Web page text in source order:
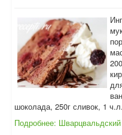
шоколада, 250г сливок, 1
Подробнее: